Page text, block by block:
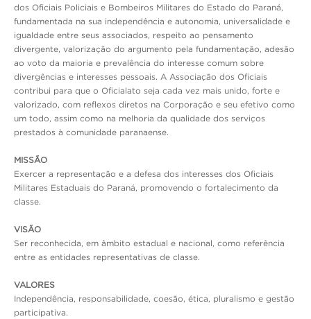
dos Oficiais Policiais e Bombeiros Militares do Estado do Paraná,
fundamentada na sua independência e autonomia, universalidade e
igualdade entre seus associados, respeito ao pensamento
divergente, valorização do argumento pela fundamentação, adesão
ao voto da maioria e prevalência do interesse comum sobre
divergências e interesses pessoais. A Associação dos Oficiais
contribui para que o Oficialato seja cada vez mais unido, forte e
valorizado, com reflexos diretos na Corporação e seu efetivo como
um todo, assim como na melhoria da qualidade dos serviços
prestados à comunidade paranaense.
MISSÃO
Exercer a representação e a defesa dos interesses dos Oficiais
Militares Estaduais do Paraná, promovendo o fortalecimento da
classe.
VISÃO
Ser reconhecida, em âmbito estadual e nacional, como referência
entre as entidades representativas de classe.
VALORES
Independência, responsabilidade, coesão, ética, pluralismo e gestão
participativa.